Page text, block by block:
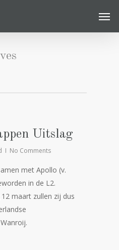
Uitslag
No Comments
met Apollo (v.
in de L2.
maart zullen zij dus